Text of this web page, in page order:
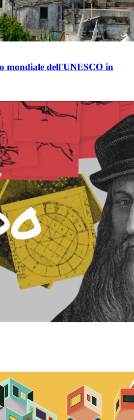
mondiale dell'UNESCO in